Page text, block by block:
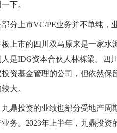
下。
分上市VC/PE业务并不单纯，
上市的四川双马原来是一家水
是IDG资本合伙人林栋梁。四
资基金管理的公司，但依然保
大。
九鼎投资的业绩也部分受地产
务。2023年上半年，九鼎投